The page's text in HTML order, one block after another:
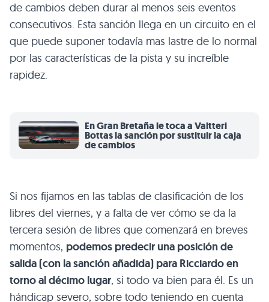
de cambios deben durar al menos seis eventos
consecutivos. Esta sanción llega en un circuito en el
que puede suponer todavía mas lastre de lo normal
por las características de la pista y su increíble
rapidez.
En Gran Bretaña le toca a Valtteri
Bottas la sanción por sustituir la caja
de cambios
Si nos fijamos en las tablas de clasificación de los
libres del viernes, y a falta de ver cómo se da la
tercera sesión de libres que comenzará en breves
momentos, podemos predecir una posición de
salida (con la sanción añadida) para Ricciardo en
torno al décimo lugar, si todo va bien para él. Es un
hándicap severo, sobre todo teniendo en cuenta